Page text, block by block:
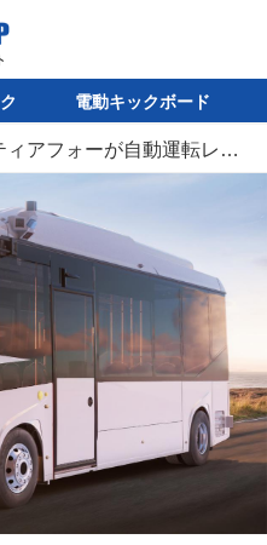
電動キックボード
ティアフォーが自動運転レベル4搭載のバス「Minibus 2.0」を発売。納車は2024年末から